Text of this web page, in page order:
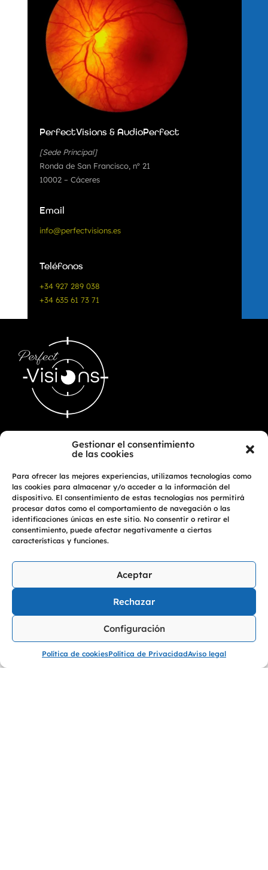
Gestionar el consentimiento
de las cookies
Para ofrecer las mejores experiencias, utilizamos tecnologías como
las cookies para almacenar y/o acceder a la información del
dispositivo. El consentimiento de estas tecnologías nos permitirá
procesar datos como el comportamiento de navegación o las
identificaciones únicas en este sitio. No consentir o retirar el
consentimiento, puede afectar negativamente a ciertas
características y funciones.
Aceptar
Rechazar
Configuración
Política de cookiesPolítica de PrivacidadAviso legal
PerfectVisions & AudioPerfect
[Sede Principal]
Ronda de San Francisco, nº 21
10002 – Cáceres
Email
info@perfectvisions.es
Teléfonos
+34 927 289 038
+34 635 61 73 71
Cita Previa
Red de Tiendas
Tienda Online
Noticias
Política de Privacidad